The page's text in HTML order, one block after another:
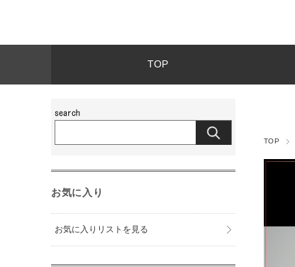
TOP
TOP
お気に入り
お気に入りリストを見る